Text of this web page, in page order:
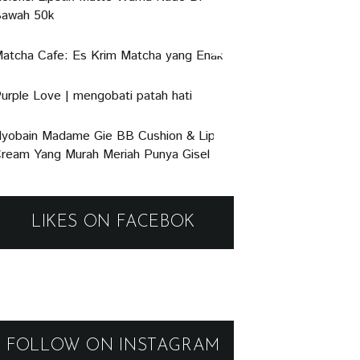
50k
Cafe: Es Krim Matcha yang Enak
Love | mengobati patah hati
Madame Gie BB Cushion & Lip
Yang Murah Meriah Punya Gisel
LIKES ON FACEBOK
FOLLOW ON INSTAGRAM